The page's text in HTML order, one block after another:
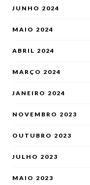
JUNHO 2024
MAIO 2024
ABRIL 2024
MARÇO 2024
JANEIRO 2024
NOVEMBRO 2023
OUTUBRO 2023
JULHO 2023
MAIO 2023